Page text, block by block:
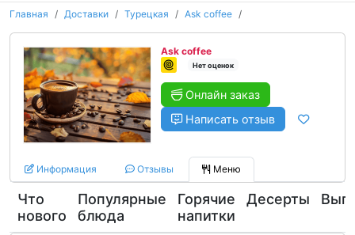
Главная Доставки Турецкая Ask coffee
Ask coffee
Нет оценок
Онлайн заказ
Написать отзыв
Информация Отзывы Меню
Что
нового
Популярные
блюда
Горячие
напитки
Десерты